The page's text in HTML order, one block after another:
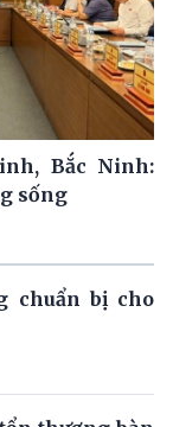
Bắc Ninh:
sống
chuẩn bị cho